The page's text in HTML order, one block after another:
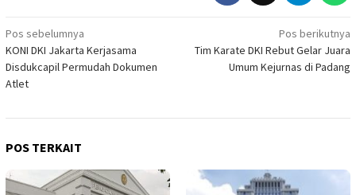
Navigasi
pos
Pos sebelumnya
KONI DKI Jakarta Kerjasama
Disdukcapil Permudah Dokumen
Atlet
Pos berikutnya
Tim Karate DKI Rebut Gelar Juara
Umum Kejurnas di Padang
POS TERKAIT